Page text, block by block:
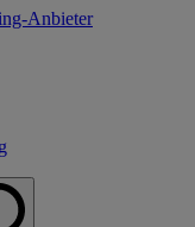
Anbieter